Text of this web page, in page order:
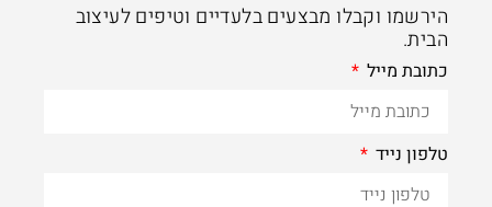
הירשמו וקבלו מבצעים בלעדיים וטיפים לעיצוב
הבית.
כתובת מייל
טלפון נייד